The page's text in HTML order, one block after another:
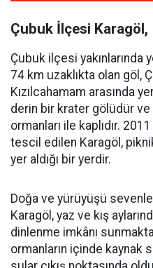
Çubuk İlçesi Karagöl,
Çubuk ilçesi yakınlarında
74 km uzaklıkta olan göl,
Kızılcahamam arasında
derin bir krater gölüdür
ormanları ile kaplıdır.
tescil edilen Karagöl,
yer aldığı bir yerdir.
Doğa ve yürüyüşü
Karagöl, yaz ve kış
dinlenme imkânı
ormanların içinde kaynak